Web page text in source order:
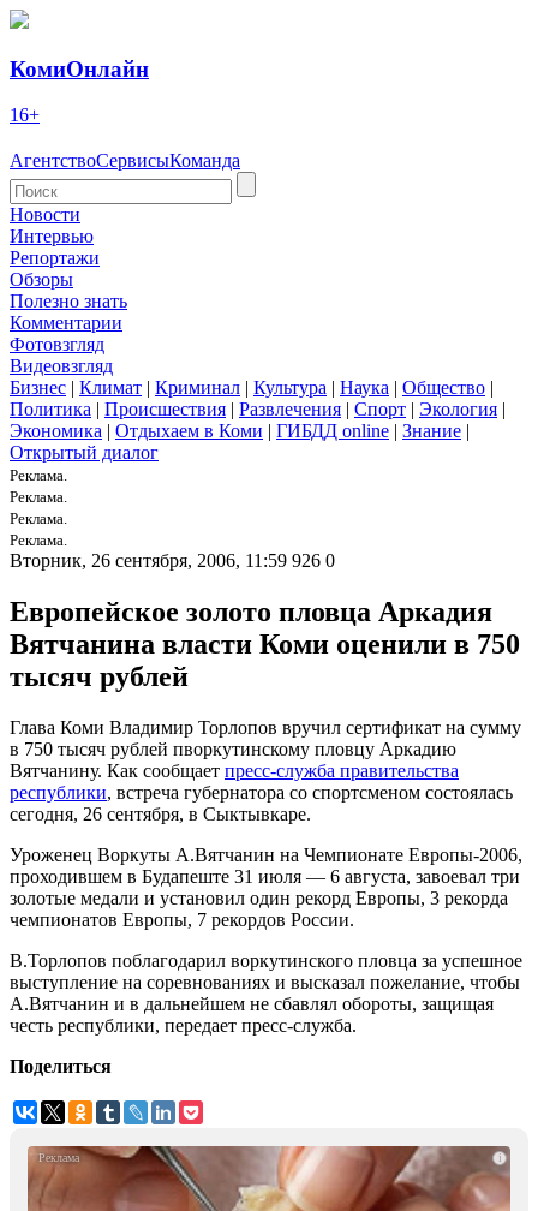
КомиОнлайн
16+
АгентствоСервисыКоманда
Новости
Интервью
Репортажи
Обзоры
Полезно знать
Комментарии
Фотовзгляд
Видеовзгляд
Бизнес | Климат | Криминал | Культура | Наука | Общество |
Политика | Происшествия | Развлечения | Спорт | Экология |
Экономика | Отдыхаем в Коми | ГИБДД online | Знание |
Открытый диалог
Реклама.
Реклама.
Реклама.
Реклама.
Вторник, 26 сентября, 2006, 11:59 926 0
Европейское золото пловца Аркадия
Вятчанина власти Коми оценили в 750
тысяч рублей
Глава Коми Владимир Торлопов вручил сертификат на сумму
в 750 тысяч рублей пворкутинскому пловцу Аркадию
Вятчанину. Как сообщает пресс-служба правительства
республики, встреча губернатора со спортсменом состоялась
сегодня, 26 сентября, в Сыктывкаре.
Уроженец Воркуты А.Вятчанин на Чемпионате Европы-2006,
проходившем в Будапеште 31 июля — 6 августа, завоевал три
золотые медали и установил один рекорд Европы, 3 рекорда
чемпионатов Европы, 7 рекордов России.
В.Торлопов поблагодарил воркутинского пловца за успешное
выступление на соревнованиях и высказал пожелание, чтобы
А.Вятчанин и в дальнейшем не сбавлял обороты, защищая
честь республики, передает пресс-служба.
Поделиться
i